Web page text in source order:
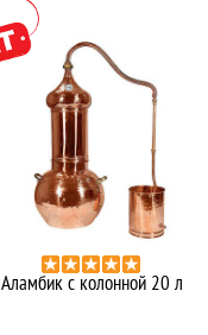
Аламбик с колонной 20 л